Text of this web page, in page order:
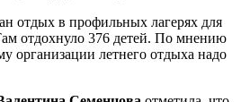
отдых в профильных лагерях для
отдохнуло 376 детей. По мнению
организации летнего отдыха надо